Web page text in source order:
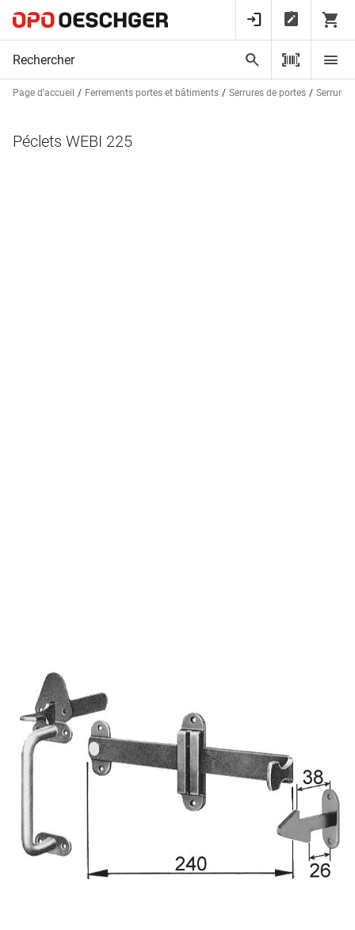
Page d’accueil Ferrements portes et bâtiments Serrures de portes Serrures
Péclets WEBI 225